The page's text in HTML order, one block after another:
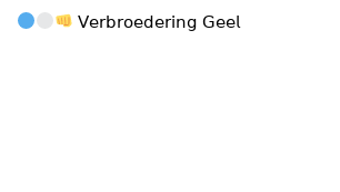
𝖵𝖾𝗋𝖻𝗋𝗈𝖾𝖽𝖾𝗋𝗂𝗇𝗀 𝖦𝖾𝖾𝗅